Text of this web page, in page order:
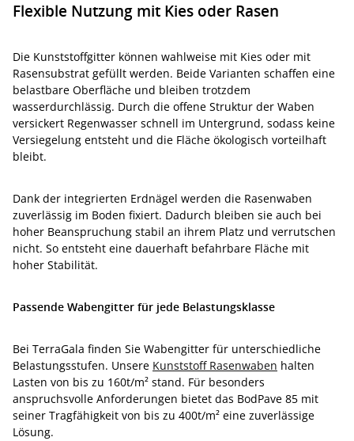
Flexible Nutzung mit Kies oder Rasen
Die Kunststoffgitter können wahlweise mit Kies oder mit
Rasensubstrat gefüllt werden. Beide Varianten schaffen eine
belastbare Oberfläche und bleiben trotzdem
wasserdurchlässig. Durch die offene Struktur der Waben
versickert Regenwasser schnell im Untergrund, sodass keine
Versiegelung entsteht und die Fläche ökologisch vorteilhaft
bleibt.
Dank der integrierten Erdnägel werden die Rasenwaben
zuverlässig im Boden fixiert. Dadurch bleiben sie auch bei
hoher Beanspruchung stabil an ihrem Platz und verrutschen
nicht. So entsteht eine dauerhaft befahrbare Fläche mit
hoher Stabilität.
Passende Wabengitter für jede Belastungsklasse
Bei TerraGala finden Sie Wabengitter für unterschiedliche
Belastungsstufen. Unsere Kunststoff Rasenwaben halten
Lasten von bis zu 160t/m² stand. Für besonders
anspruchsvolle Anforderungen bietet das BodPave 85 mit
seiner Tragfähigkeit von bis zu 400t/m² eine zuverlässige
Lösung.